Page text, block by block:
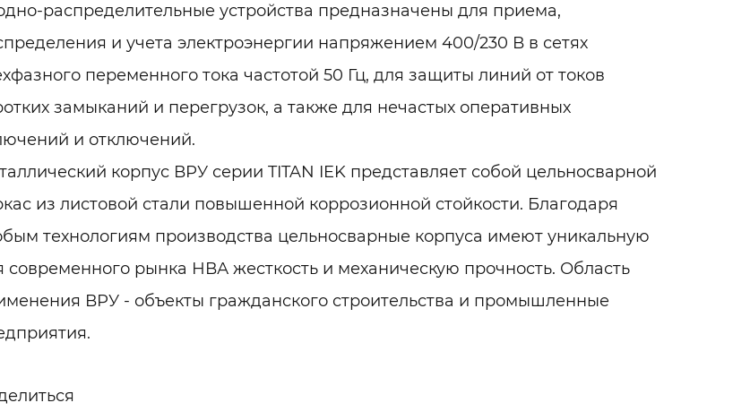
распределительные устройства предназначены для приема,
и учета электроэнергии напряжением 400/230 В в сетях
переменного тока частотой 50 Гц, для защиты линий от токов
замыканий и перегрузок, а также для нечастых оперативных
и отключений.
корпус ВРУ серии TITAN IEK представляет собой цельносварной
из листовой стали повышенной коррозионной стойкости. Благодаря
технологиям производства цельносварные корпуса имеют уникальную
современного рынка НВА жесткость и механическую прочность. Область
ВРУ - объекты гражданского строительства и промышленные